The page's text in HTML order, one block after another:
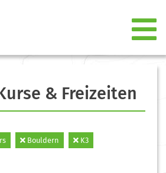
& Freizeiten
Bouldern K3